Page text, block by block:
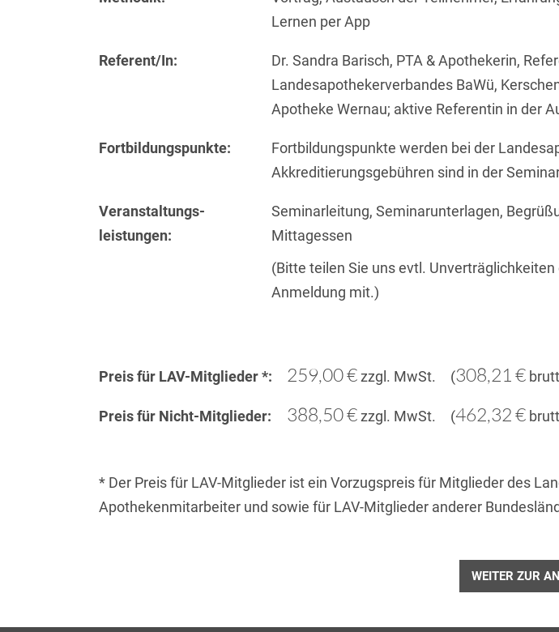
Lernen per App
Referent/In: Dr. Sandra Barisch, PTA & Apothekerin,
Landesapothekerverbandes BaWü,
Apotheke Wernau; aktive Referentin in der
Fortbildungs­punkte:
Fortbildungspunkte werden bei der
Akkreditierungsgebühren sind in der
Veranstaltungs­
leistungen:
Seminarleitung, Seminarunterlagen,
Mittagessen
(Bitte teilen Sie uns evtl.
Anmeldung mit.)
Preis für LAV-Mitglieder *: 259,00 €zzgl. MwSt. (308,21 €
Preis für Nicht-Mitglieder: 388,50 €zzgl. MwSt. (462,32 €
* Der Preis für LAV-Mitglieder ist ein Vorzugspreis für Mitglieder des
Apothekenmitarbeiter und sowie für LAV-Mitglieder anderer